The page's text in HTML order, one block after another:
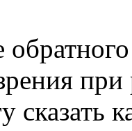
сказать